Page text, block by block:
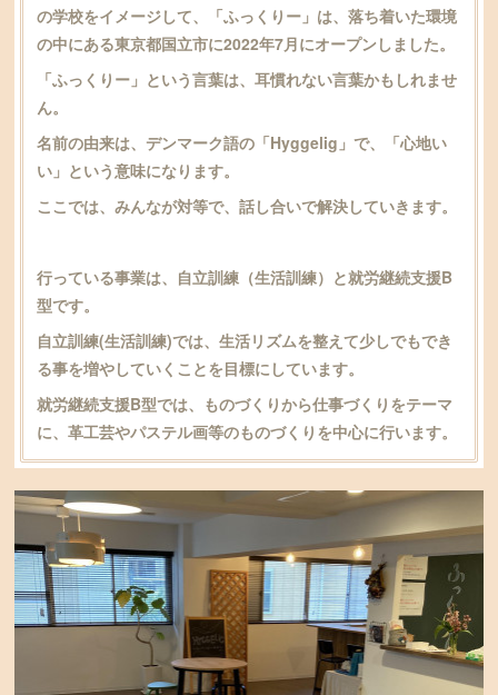
の学校をイメージして、「ふっくりー」は、落ち着いた環境
の中にある東京都国立市に2022年7月にオープンしました。
「ふっくりー」という言葉は、耳慣れない言葉かもしれませ
ん。
名前の由来は、デンマーク語の「Hyggelig」で、「心地い
い」という意味になります。
ここでは、みんなが対等で、話し合いで解決していきます。
行っている事業は、自立訓練（生活訓練）と就労継続支援B
型です。
自立訓練(生活訓練)では、生活リズムを整えて少しでもでき
る事を増やしていくことを目標にしています。
就労継続支援B型では、ものづくりから仕事づくりをテーマ
に、革工芸やパステル画等のものづくりを中心に行います。